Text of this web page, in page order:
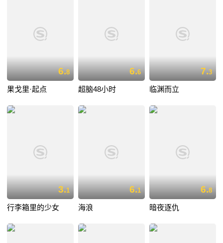
6.8
果戈里·起点
6.6
超脑48小时
7.3
临渊而立
3.1
行李箱里的少女
6.1
海浪
6.8
暗夜逐仇